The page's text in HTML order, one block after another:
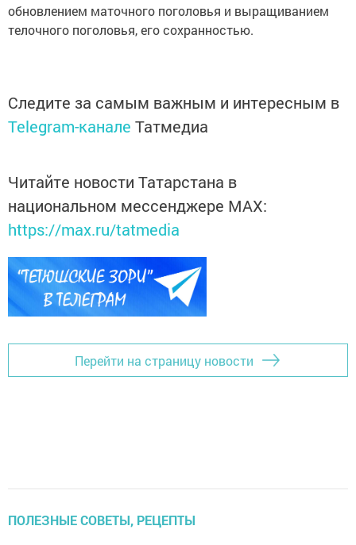
обновлением маточного поголовья и выращиванием
телочного поголовья, его сохранностью.
Следите за самым важным и интересным в
Telegram-канале Татмедиа
Читайте новости Татарстана в
национальном мессенджере MАХ:
https://max.ru/tatmedia
Перейти на страницу новости
ПОЛЕЗНЫЕ СОВЕТЫ, РЕЦЕПТЫ